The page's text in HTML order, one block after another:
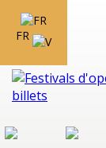
FR